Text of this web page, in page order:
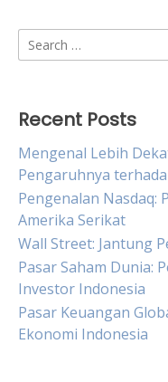
Search
for:
Recent Posts
Mengenal Lebih
Pengaruhnya
Pengenalan Nasdaq:
Amerika Serikat
Wall Street: Jantung
Pasar Saham Dunia:
Investor Indonesia
Pasar Keuangan
Ekonomi Indonesia